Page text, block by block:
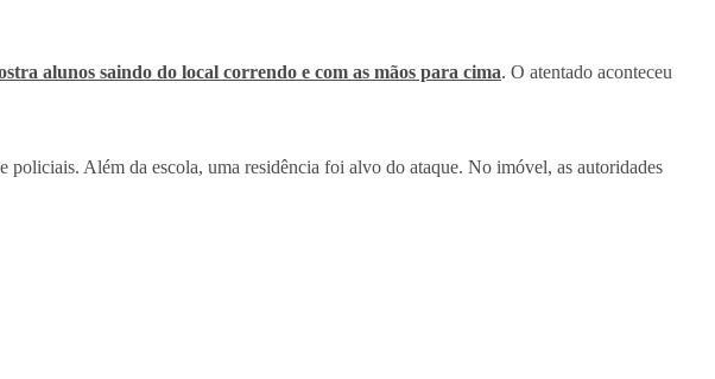
alunos saindo do local correndo e com as mãos para cima. O atentado aconteceu
policiais. Além da escola, uma residência foi alvo do ataque. No imóvel, as autoridades